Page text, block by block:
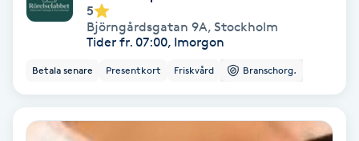
Fotmassage
Fotsvamp
5
Björngårdsgatan 9A, Stockholm
Tider fr. 07:00, Imorgon
Betala senare Presentkort Friskvård Branschorg.